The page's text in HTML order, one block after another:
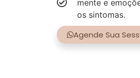
mente e
os sintomas.
Agende Sua